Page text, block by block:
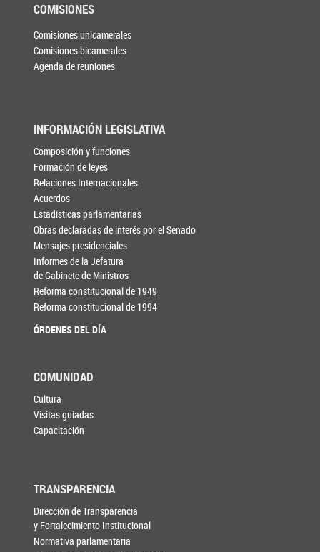
COMISIONES
Comisiones unicamerales
Comisiones bicamerales
Agenda de reuniones
INFORMACIÓN LEGISLATIVA
Composición y funciones
Formación de leyes
Relaciones Internacionales
Acuerdos
Estadísticas parlamentarias
Obras declaradas de interés por el Senado
Mensajes presidenciales
Informes de la Jefatura
de Gabinete de Ministros
Reforma constitucional de 1949
Reforma constitucional de 1994
ÓRDENES DEL DÍA
COMUNIDAD
Cultura
Visitas guiadas
Capacitación
TRANSPARENCIA
Dirección de Transparencia
y Fortalecimiento Institucional
Normativa parlamentaria